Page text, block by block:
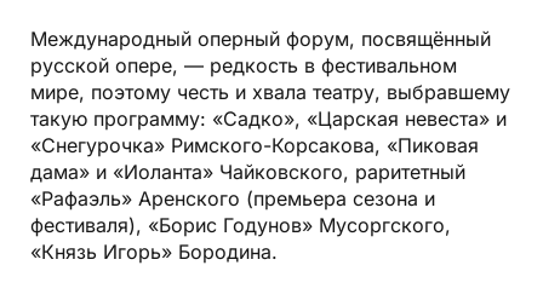
Международный оперный форум, посвящённый
русской опере, — редкость в фестивальном
мире, поэтому честь и хвала театру, выбравшему
такую программу: «Садко», «Царская невеста» и
«Снегурочка» Римского-Корсакова, «Пиковая
дама» и «Иоланта» Чайковского, раритетный
«Рафаэль» Аренского (премьера сезона и
фестиваля), «Борис Годунов» Мусоргского,
«Князь Игорь» Бородина.